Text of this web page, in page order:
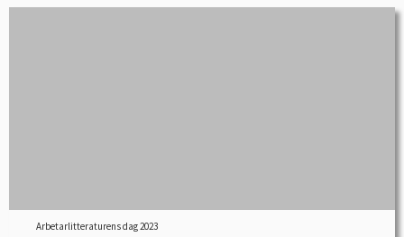
Arbetarlitteraturens dag 2023